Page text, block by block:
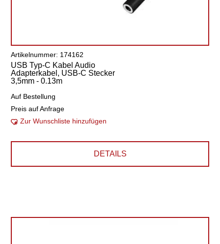
Artikelnummer: 174162
USB Typ-C Kabel Audio
Adapterkabel, USB-C Stecker
3,5mm - 0.13m
Auf Bestellung
Preis auf Anfrage
Zur Wunschliste hinzufügen
DETAILS